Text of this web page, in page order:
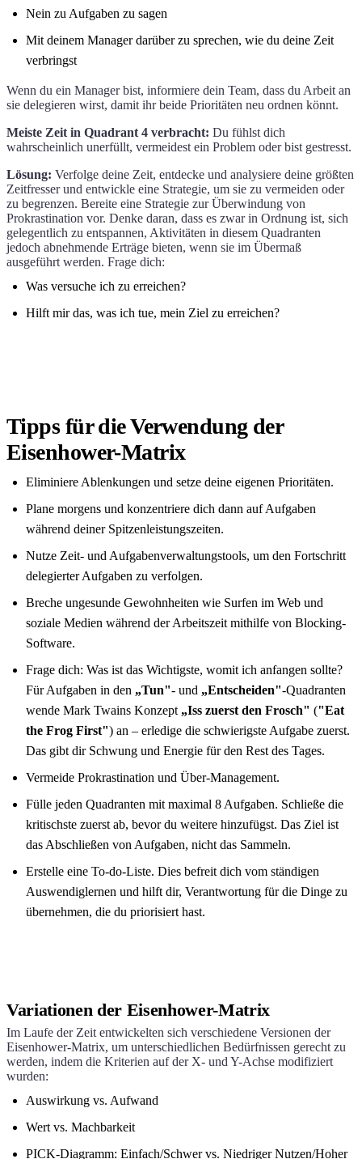
Nein zu Aufgaben zu sagen
Mit deinem Manager darüber zu sprechen, wie du deine Zeit
verbringst
Wenn du ein Manager bist, informiere dein Team, dass du Arbeit an
sie delegieren wirst, damit ihr beide Prioritäten neu ordnen könnt.
Meiste Zeit in Quadrant 4 verbracht: Du fühlst dich
wahrscheinlich unerfüllt, vermeidest ein Problem oder bist gestresst.
Lösung: Verfolge deine Zeit, entdecke und analysiere deine größten
Zeitfresser und entwickle eine Strategie, um sie zu vermeiden oder
zu begrenzen. Bereite eine Strategie zur Überwindung von
Prokrastination vor. Denke daran, dass es zwar in Ordnung ist, sich
gelegentlich zu entspannen, Aktivitäten in diesem Quadranten
jedoch abnehmende Erträge bieten, wenn sie im Übermaß
ausgeführt werden. Frage dich:
Was versuche ich zu erreichen?
Hilft mir das, was ich tue, mein Ziel zu erreichen?
Tipps für die Verwendung der
Eisenhower-Matrix
Eliminiere Ablenkungen und setze deine eigenen Prioritäten.
Plane morgens und konzentriere dich dann auf Aufgaben
während deiner Spitzenleistungszeiten.
Nutze Zeit- und Aufgabenverwaltungstools, um den Fortschritt
delegierter Aufgaben zu verfolgen.
Breche ungesunde Gewohnheiten wie Surfen im Web und
soziale Medien während der Arbeitszeit mithilfe von Blocking-
Software.
Frage dich: Was ist das Wichtigste, womit ich anfangen sollte?
Für Aufgaben in den „Tun"- und „Entscheiden"-Quadranten
wende Mark Twains Konzept „Iss zuerst den Frosch" ("Eat
the Frog First") an – erledige die schwierigste Aufgabe zuerst.
Das gibt dir Schwung und Energie für den Rest des Tages.
Vermeide Prokrastination und Über-Management.
Fülle jeden Quadranten mit maximal 8 Aufgaben. Schließe die
kritischste zuerst ab, bevor du weitere hinzufügst. Das Ziel ist
das Abschließen von Aufgaben, nicht das Sammeln.
Erstelle eine To-do-Liste. Dies befreit dich vom ständigen
Auswendiglernen und hilft dir, Verantwortung für die Dinge zu
übernehmen, die du priorisiert hast.
Variationen der Eisenhower-Matrix
Im Laufe der Zeit entwickelten sich verschiedene Versionen der
Eisenhower-Matrix, um unterschiedlichen Bedürfnissen gerecht zu
werden, indem die Kriterien auf der X- und Y-Achse modifiziert
wurden:
Auswirkung vs. Aufwand
Wert vs. Machbarkeit
PICK-Diagramm: Einfach/Schwer vs. Niedriger Nutzen/Hoher